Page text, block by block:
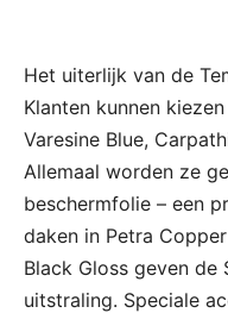
Het uiterlijk van de
Klanten kunnen
Varesine Blue,
Allemaal worden ze
beschermfolie – een
daken in Petra
Black Gloss geven de
uitstraling. Speciale